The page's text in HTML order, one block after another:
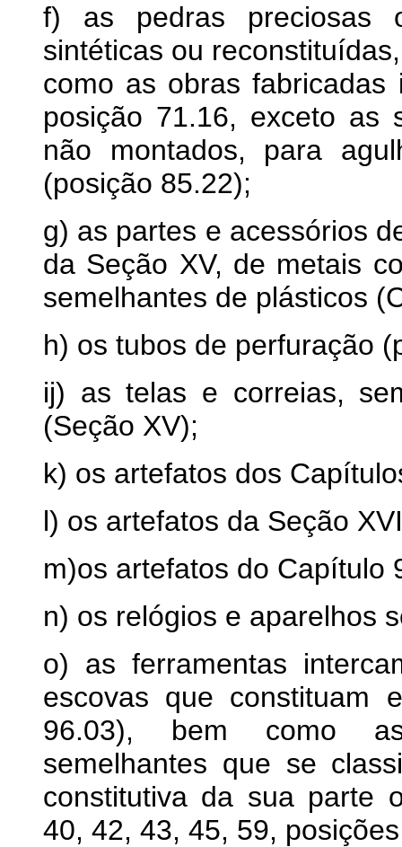
f) as pedras preciosas
sintéticas ou
como as obras fabricadas
posição 71.16, exceto as
não montados, para
(posição 85.22);
g) as partes e acessórios
da Seção XV, de metais
semelhantes de plásticos
h) os tubos de perfuração
ij) as telas e correias,
(Seção XV);
k) os artefatos dos
l) os artefatos da Seção
m)os artefatos do Capítulo
n) os relógios e aparelhos
o) as ferramentas
escovas que constituam
96.03), bem como as
semelhantes que se
constitutiva da sua parte
40, 42, 43, 45, 59,